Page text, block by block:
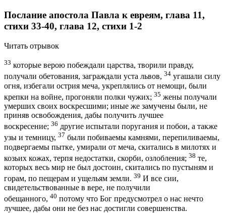
Послание апостола Павла к евреям, глава 11,
стихи 33-40, глава 12, стихи 1-2
Читать отрывок
33 которые верою побеждали царства, творили правду,
получали обетования, заграждали уста львов, 34 угашали силу
огня, избегали острия меча, укреплялись от немощи, были
крепки на войне, прогоняли полки чужих; 35 жены получали
умерших своих воскресшими; иные же замучены были, не
приняв освобождения, дабы получить лучшее
воскресение; 36 другие испытали поругания и побои, а также
узы и темницу, 37 были побиваемы камнями, перепиливаемы,
подвергаемы пытке, умирали от меча, скитались в милотях и
козьих кожах, терпя недостатки, скорби, озлобления; 38 те,
которых весь мир не был достоин, скитались по пустыням и
горам, по пещерам и ущельям земли. 39 И все сии,
свидетельствованные в вере, не получили
обещанного, 40 потому что Бог предусмотрел о нас нечто
лучшее, дабы они не без нас достигли совершенства.